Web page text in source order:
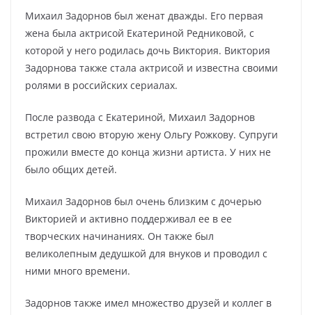
Михаил Задорнов был женат дважды. Его первая
жена была актрисой Екатериной Редниковой, с
которой у него родилась дочь Виктория. Виктория
Задорнова также стала актрисой и известна своими
ролями в российских сериалах.
После развода с Екатериной, Михаил Задорнов
встретил свою вторую жену Ольгу Рожкову. Супруги
прожили вместе до конца жизни артиста. У них не
было общих детей.
Михаил Задорнов был очень близким с дочерью
Викторией и активно поддерживал ее в ее
творческих начинаниях. Он также был
великолепным дедушкой для внуков и проводил с
ними много времени.
Задорнов также имел множество друзей и коллег в